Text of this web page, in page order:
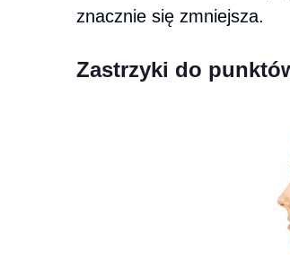
znacznie się zmniejsza.
Zastrzyki do